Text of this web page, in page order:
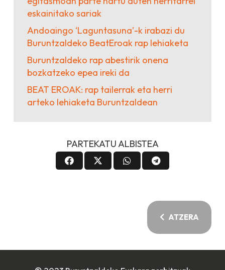
eskainitako sariak
Andoaingo ‘Laguntasuna’-k irabazi du
Buruntzaldeko BeatEroak rap lehiaketa
Buruntzaldeko rap abestirik onena
bozkatzeko epea ireki da
BEAT EROAK: rap tailerrak eta herri
arteko lehiaketa Buruntzaldean
PARTEKATU ALBISTEA
ATZERA